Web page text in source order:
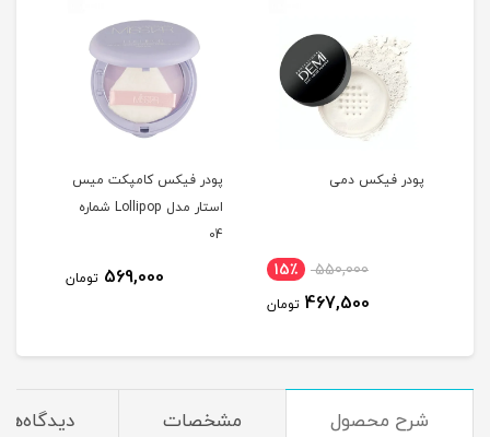
پودر فیکس دمی
550,000 15٪
467,500 تومان
پودر فیکس کامپکت میس
استار مدل Lollipop شماره
04
569,000 تومان
شرح محصول مشخصات دیدگاه‌ها